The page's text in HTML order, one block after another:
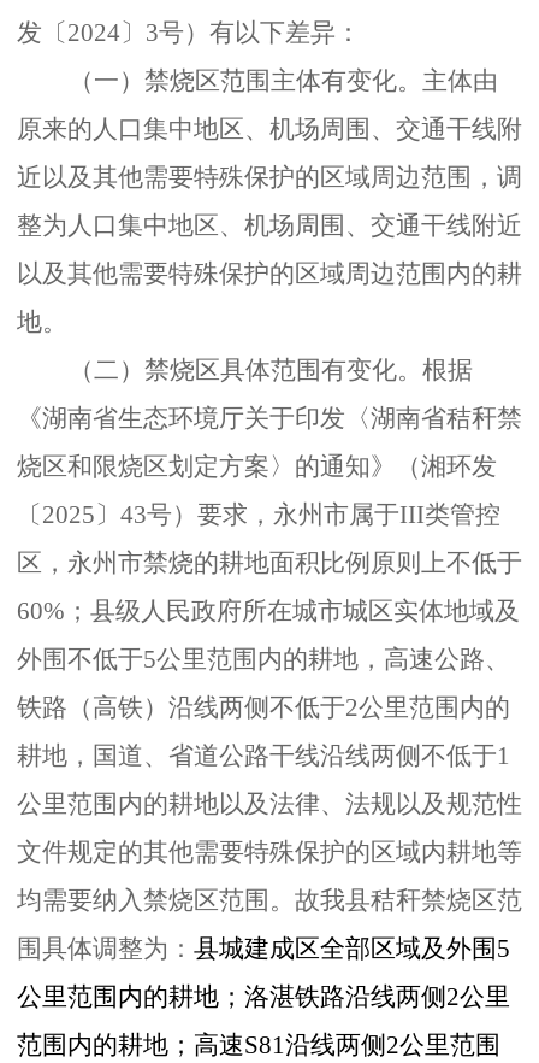
发〔2024〕3号）有以下差异：
（一）禁烧区范围主体有变化。 主体由
原来的人口集中地区、机场周围、交通干线附
近以及其他需要特殊保护的区域周边范围，调
整为人口集中地区、机场周围、交通干线附近
以及其他需要特殊保护的区域周边范围内的耕
地。
（二）禁烧区具体范围有变化。 根据
《湖南省生态环境厅关于印发〈湖南省秸秆禁
烧区和限烧区划定方案〉的通知》（湘环发
〔2025〕43号）要求，永州市属于III类管控
区，永州市禁烧的耕地面积比例原则上不低于
60%；县级人民政府所在城市城区实体地域及
外围不低于5公里范围内的耕地，高速公路、
铁路（高铁）沿线两侧不低于2公里范围内的
耕地，国道、省道公路干线沿线两侧不低于1
公里范围内的耕地以及法律、法规以及规范性
文件规定的其他需要特殊保护的区域内耕地等
均需要纳入禁烧区范围。故我县秸秆禁烧区范
围具体调整为： 县城建成区全部区域及外围5
公里范围内的耕地；洛湛铁路沿线两侧2公里
范围内的耕地；高速S81沿线两侧2公里范围